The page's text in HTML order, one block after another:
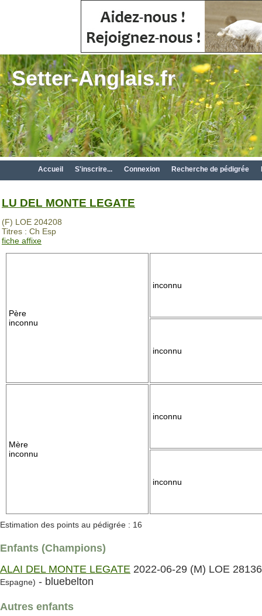
Setter-Anglais.fr
Accueil S'inscrire... Connexion Recherche de pédigrée
LU DEL MONTE LEGATE
(F) LOE 204208
Titres : Ch Esp
fiche affixe
Père
inconnu
inconnu
inconnu
Mère
inconnu
inconnu
inconnu
Estimation des points au pédigrée : 16
Enfants (Champions)
ALAI DEL MONTE LEGATE 2022-06-29 (M) LOE
Espagne) - bluebelton
Autres enfants